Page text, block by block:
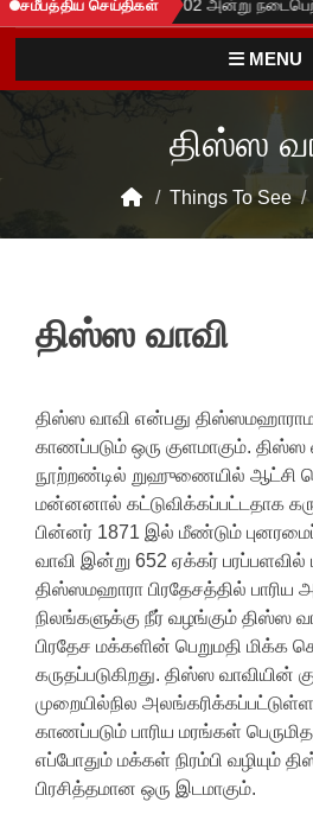
சமீபத்திய செய்திகள்
நிகழ்வு 2025.06.02 அன்று
MENU
திஸ்ஸ
/ Things To See /
திஸ்ஸ வாவி
திஸ்ஸ வாவி என்பது திஸ்ஸமஹாராம
காணப்படும் ஒரு குளமாகும்.
நூற்றண்டில் றுஹுணையில் ஆட்சி
மன்னனால் கட்டுவிக்கப்பட்டதாக
பின்னர் 1871 இல் மீண்டும்
வாவி இன்று 652 ஏக்கர் பரப்பளவில்
திஸ்ஸமஹாரா பிரதேசத்தில்
நிலங்களுக்கு நீர் வழங்கும் திஸ்ஸ
பிரதேச மக்களின் பெறுமதி மிக்க
கருதப்படுகிறது. திஸ்ஸ வாவியின்
முறையில்நில
காணப்படும் பாரிய மரங்கள்
எப்போதும் மக்கள் நிரம்பி வழியும்
பிரசித்தமான ஒரு இடமாகும்.